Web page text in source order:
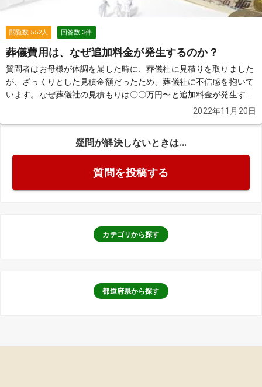
閲覧数 552人 回答数 3件
葬儀費用は、なぜ追加料金が発生するのか？
質問者はお母様が体調を崩した時に、葬儀社に見積りを取りました
が、ざっくりとした見積金額だったため、葬儀社に不信感を抱いて
います。なぜ葬儀社の見積もりは〇〇万円〜と追加料金が発生する
2022年11月20日
疑問が解決しないときは...
質問を投稿する
カテゴリから探す
都道府県から探す